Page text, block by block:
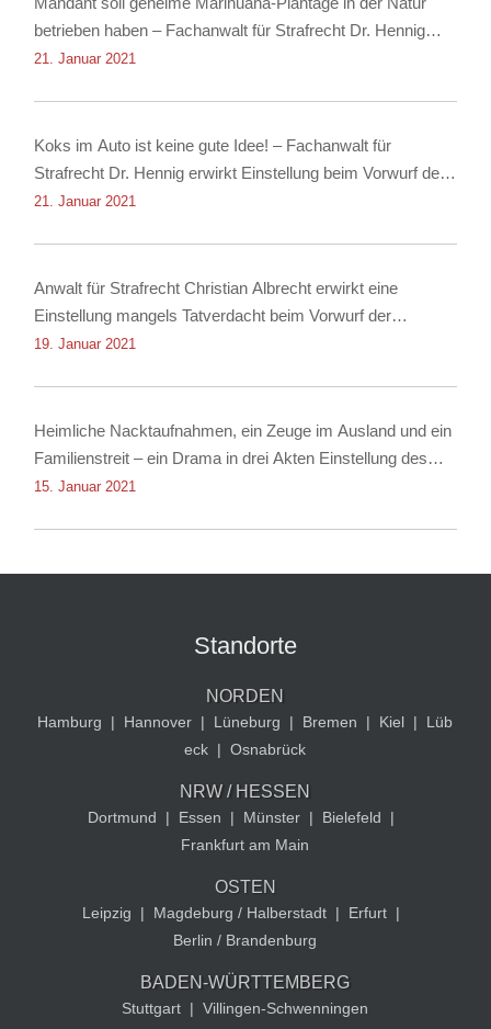
betrieben haben – Fachanwalt für Strafrecht Dr. Hennig
erwirkt Einstellung
21. Januar 2021
Koks im Auto ist keine gute Idee! – Fachanwalt für
Strafrecht Dr. Hennig erwirkt Einstellung beim Vorwurf des
Besitzes von Kokain!
21. Januar 2021
Anwalt für Strafrecht Christian Albrecht erwirkt eine
Einstellung mangels Tatverdacht beim Vorwurf der
Nachstellung
19. Januar 2021
Heimliche Nacktaufnahmen, ein Zeuge im Ausland und ein
Familienstreit – ein Drama in drei Akten Einstellung des
Verfahrens dank Rechtsanwalt für Strafrecht Christian
15. Januar 2021
Standorte
NORDEN
Hamburg | Hannover | Lüneburg | Bremen | Kiel |
Lüb
eck | Osnabrück
NRW / HESSEN
Dortmund | Essen | Münster | Bielefeld
|
Frankfurt am Main
OSTEN
Leipzig | Magdeburg / Halberstadt | Erfurt |
Berlin / Brandenburg
BADEN-WÜRTTEMBERG
Stuttgart | Villingen-Schwenningen